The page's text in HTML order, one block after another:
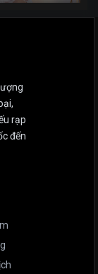
rạp
đến